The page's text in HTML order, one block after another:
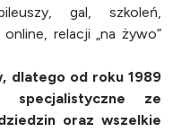
gal, szkoleń,
relacji „na żywo”
dlatego od roku 1989
specjalistyczne ze
oraz wszelkie